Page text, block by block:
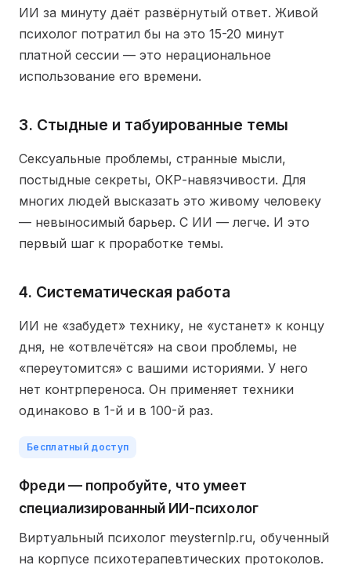
ИИ за минуту даёт развёрнутый ответ. Живой
психолог потратил бы на это 15-20 минут
платной сессии — это нерациональное
использование его времени.
3. Стыдные и табуированные темы
Сексуальные проблемы, странные мысли,
постыдные секреты, ОКР-навязчивости. Для
многих людей высказать это живому человеку
— невыносимый барьер. С ИИ — легче. И это
первый шаг к проработке темы.
4. Систематическая работа
ИИ не «забудет» технику, не «устанет» к концу
дня, не «отвлечётся» на свои проблемы, не
«переутомится» с вашими историями. У него
нет контрпереноса. Он применяет техники
одинаково в 1-й и в 100-й раз.
Бесплатный доступ
Фреди — попробуйте, что умеет
специализированный ИИ-психолог
Виртуальный психолог meysternlp.ru, обученный
на корпусе психотерапевтических протоколов.